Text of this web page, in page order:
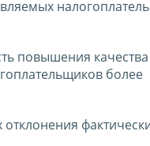
повышения качества
более